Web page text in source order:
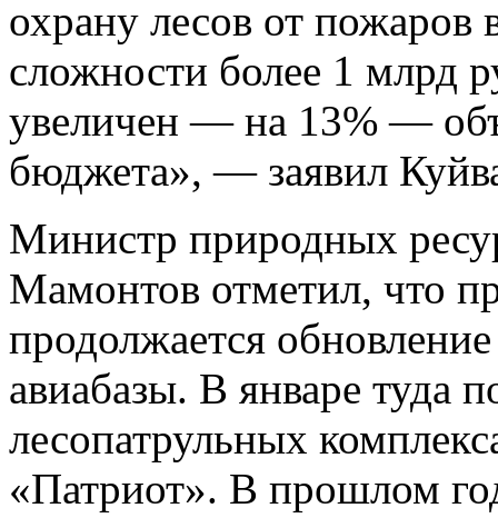
охрану лесов от пожаров
сложности более 1 млрд
увеличен — на 13% —
бюджета», — заявил
Министр природных
Мамонтов отметил, что
продолжается
авиабазы. В январе туда
лесопатрульных
«Патриот». В прошлом